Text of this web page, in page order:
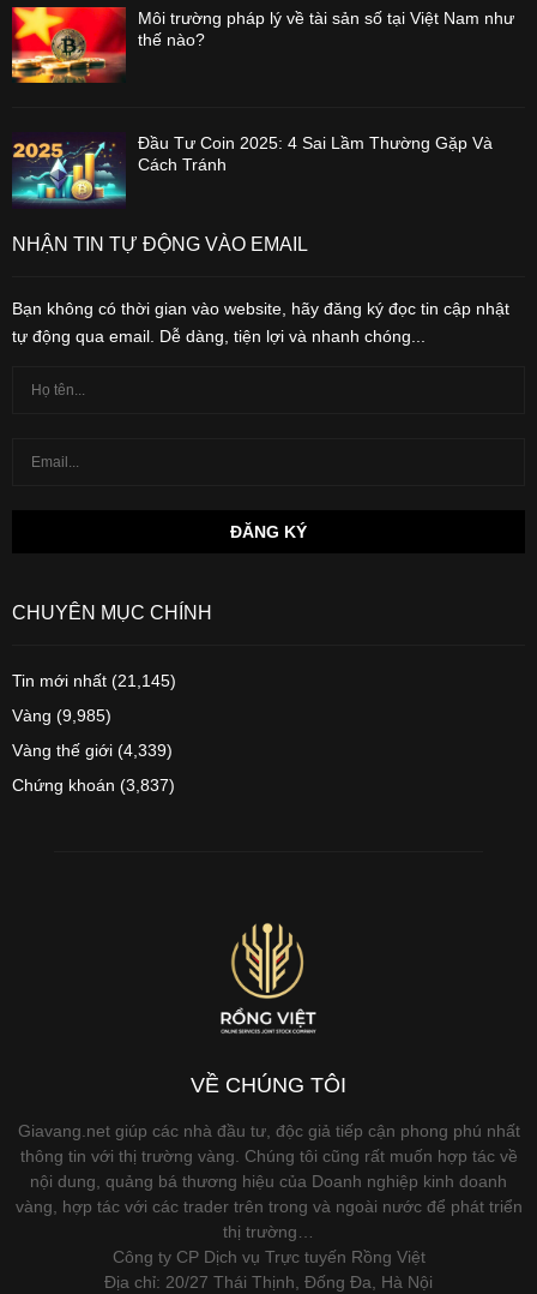
Môi trường pháp lý về tài sản số tại Việt Nam như
thế nào?
Đầu Tư Coin 2025: 4 Sai Lầm Thường Gặp Và
Cách Tránh
NHẬN TIN TỰ ĐỘNG VÀO EMAIL
Bạn không có thời gian vào website, hãy đăng ký đọc tin cập nhật
tự động qua email. Dễ dàng, tiện lợi và nhanh chóng...
CHUYÊN MỤC CHÍNH
Tin mới nhất (21,145)
Vàng (9,985)
Vàng thế giới (4,339)
Chứng khoán (3,837)
VỀ CHÚNG TÔI
Giavang.net giúp các nhà đầu tư, độc giả tiếp cận phong phú nhất
thông tin với thị trường vàng. Chúng tôi cũng rất muốn hợp tác về
nội dung, quảng bá thương hiệu của Doanh nghiệp kinh doanh
vàng, hợp tác với các trader trên trong và ngoài nước để phát triển
thị trường…
Công ty CP Dịch vụ Trực tuyến Rồng Việt
Địa chỉ: 20/27 Thái Thịnh, Đống Đa, Hà Nội